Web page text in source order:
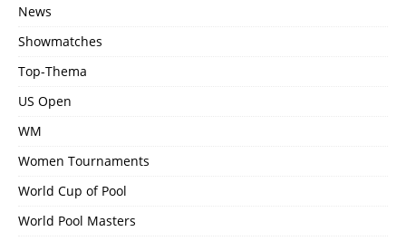
News
Showmatches
Top-Thema
US Open
WM
Women Tournaments
World Cup of Pool
World Pool Masters